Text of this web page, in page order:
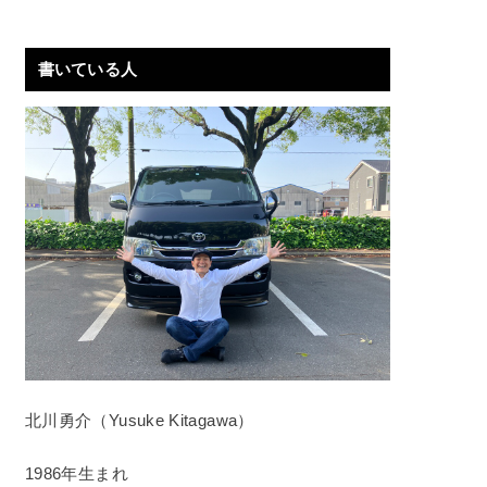
書いている人
北川勇介（Yusuke Kitagawa）
1986年生まれ